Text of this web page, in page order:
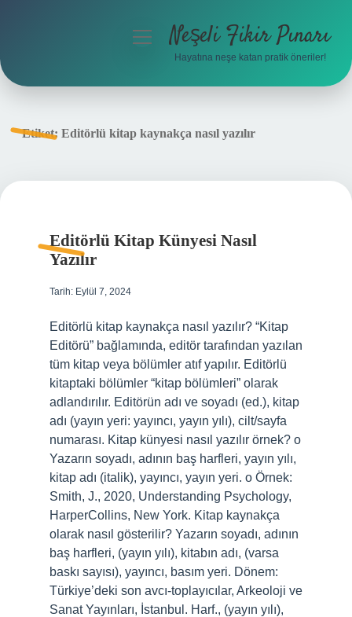
menüyüNeşeli Fikir Pınarı
Hayatına neşe katan pratik öneriler!
Etiket: Editörlü kitap kaynakça nasıl yazılır
Editörlü Kitap Künyesi Nasıl
Yazılır
Tarih: Eylül 7, 2024
Editörlü kitap kaynakça nasıl yazılır? “Kitap
Editörü” bağlamında, editör tarafından yazılan
tüm kitap veya bölümler atıf yapılır. Editörlü
kitaptaki bölümler “kitap bölümleri” olarak
adlandırılır. Editörün adı ve soyadı (ed.), kitap
adı (yayın yeri: yayıncı, yayın yılı), cilt/sayfa
numarası. Kitap künyesi nasıl yazılır örnek? o
Yazarın soyadı, adının baş harfleri, yayın yılı,
kitap adı (italik), yayıncı, yayın yeri. o Örnek:
Smith, J., 2020, Understanding Psychology,
HarperCollins, New York. Kitap kaynakça
olarak nasıl gösterilir? Yazarın soyadı, adının
baş harfleri, (yayın yılı), kitabın adı, (varsa
baskı sayısı), yayıncı, basım yeri. Dönem:
Türkiye’deki son avcı-toplayıcılar, Arkeoloji ve
Sanat Yayınları, İstanbul. Harf., (yayın yılı),